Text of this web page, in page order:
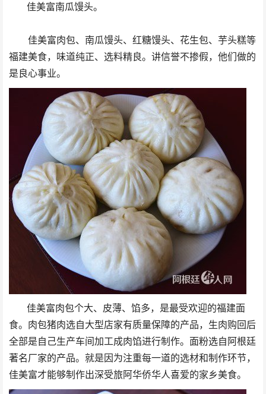
佳美富南瓜馒头。
佳美富肉包、南瓜馒头、红糖馒头、花生包、芋头糕等
福建美食，味道纯正、选料精良。讲信誉不掺假，他们做的
是良心事业。
佳美富肉包个大、皮薄、馅多，是最受欢迎的福建面
食。肉包猪肉选自大型店家有质量保障的产品，生肉购回后
全部是自己生产车间加工成肉馅进行制作。面粉选自阿根廷
著名厂家的产品。就是因为注重每一道的选材和制作环节，
佳美富才能够制作出深受旅阿华侨华人喜爱的家乡美食。